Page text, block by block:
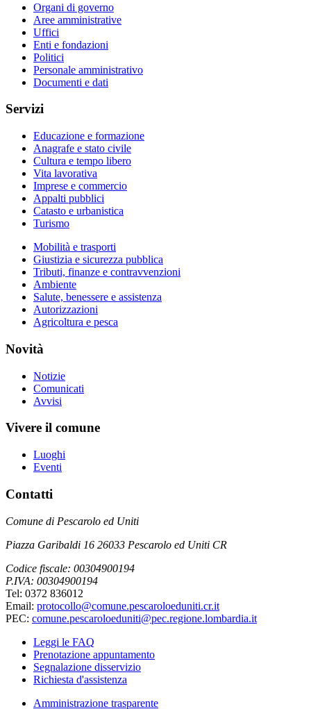
Organi di governo
Aree amministrative
Uffici
Enti e fondazioni
Politici
Personale amministrativo
Documenti e dati
Servizi
Educazione e formazione
Anagrafe e stato civile
Cultura e tempo libero
Vita lavorativa
Imprese e commercio
Appalti pubblici
Catasto e urbanistica
Turismo
Mobilità e trasporti
Giustizia e sicurezza pubblica
Tributi, finanze e contravvenzioni
Ambiente
Salute, benessere e assistenza
Autorizzazioni
Agricoltura e pesca
Novità
Notizie
Comunicati
Avvisi
Vivere il comune
Luoghi
Eventi
Contatti
Comune di Pescarolo ed Uniti
Piazza Garibaldi 16 26033 Pescarolo ed Uniti CR
Codice fiscale: 00304900194
P.IVA: 00304900194
Tel: 0372 836012
Email: protocollo@comune.pescaroloeduniti.cr.it
PEC: comune.pescaroloeduniti@pec.regione.lombardia.it
Leggi le FAQ
Prenotazione appuntamento
Segnalazione disservizio
Richiesta d'assistenza
Amministrazione trasparente